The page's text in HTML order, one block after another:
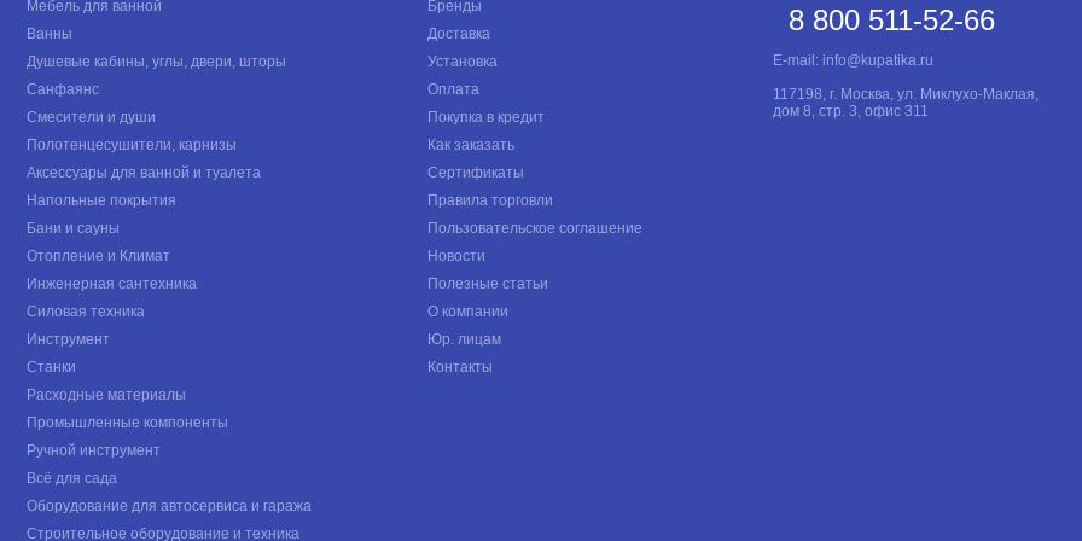
Мебель для ванной
Ванны
Душевые кабины, углы, двери, шторы
Санфаянс
Смесители и души
Полотенцесушители, карнизы
Аксессуары для ванной и туалета
Напольные покрытия
Бани и сауны
Отопление и Климат
Инженерная сантехника
Силовая техника
Инструмент
Станки
Расходные материалы
Промышленные компоненты
Ручной инструмент
Всё для сада
Оборудование для автосервиса и гаража
Строительное оборудование и техника
Бренды
Доставка
Установка
Оплата
Покупка в кредит
Как заказать
Сертификаты
Правила торговли
Пользовательское соглашение
Новости
Полезные статьи
О компании
Юр. лицам
Контакты
8 800 511-52-66
E-mail: info@kupatika.ru
117198, г. Москва, ул. Миклухо-Маклая,
дом 8, стр. 3, офис 311